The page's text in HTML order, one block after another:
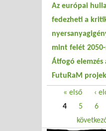
Az európai
fedezheti a
mint felét
Átfogó elemzés
FutuRaM
Oldalak
« első ‹
4
5 6